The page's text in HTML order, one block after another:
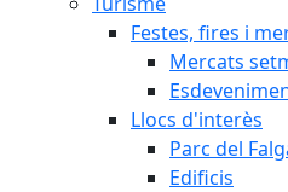
Festes, fires i
Mercats
Llocs d'interès
Parc del
Edificis